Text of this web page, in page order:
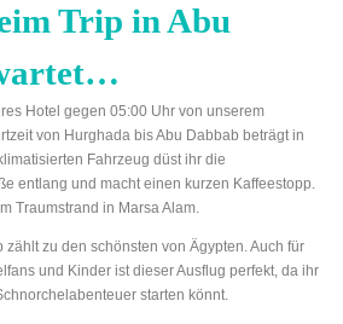
Trip in Abu
Hotel gegen 05:00 Uhr von unserem
von Hurghada bis Abu Dabbab beträgt in
Fahrzeug düst ihr die
entlang und macht einen kurzen Kaffeestopp.
Traumstrand in Marsa Alam.
zählt zu den schönsten von Ägypten. Auch für
und Kinder ist dieser Ausflug perfekt, da ihr
starten könnt.